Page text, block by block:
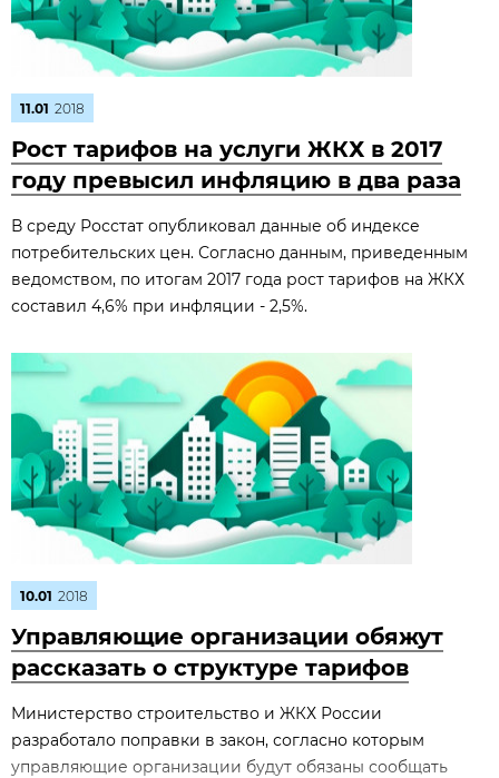
11.01 2018
Рост тарифов на услуги ЖКХ в 2017
году превысил инфляцию в два раза
В среду Росстат опубликовал данные об индексе
потребительских цен. Согласно данным, приведенным
ведомством, по итогам 2017 года рост тарифов на ЖКХ
составил 4,6% при инфляции - 2,5%.
10.01 2018
Управляющие организации обяжут
рассказать о структуре тарифов
Министерство строительство и ЖКХ России
разработало поправки в закон, согласно которым
управляющие организации будут обязаны сообщать